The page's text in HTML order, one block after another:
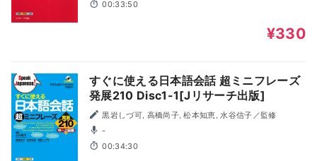
00:33:50
¥330
すぐに使える日本語会話 超ミニフレーズ
発展210 Disc1-1[Jリサーチ出版]
黒岩しづ可, 高橋尚子, 松本知恵, 水谷信子／監修
-
00:34:30